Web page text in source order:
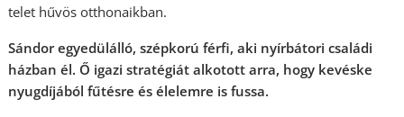
telet hűvös otthonaikban.
Sándor egyedülálló, szépkorú férfi, aki nyírbátori családi
házban él. Ő igazi stratégiát alkotott arra, hogy kevéske
nyugdíjából fűtésre és élelemre is fussa.